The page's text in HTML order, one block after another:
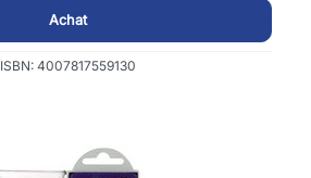
Achat
ISBN: 4007817559130